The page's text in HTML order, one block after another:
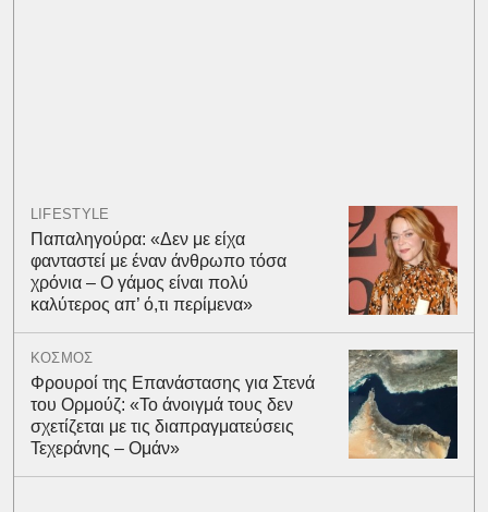
LIFESTYLE
Παπαληγούρα: «Δεν με είχα
φανταστεί με έναν άνθρωπο τόσα
χρόνια – Ο γάμος είναι πολύ
καλύτερος απ’ ό,τι περίμενα»
ΚΟΣΜΟΣ
Φρουροί της Επανάστασης για Στενά
του Ορμούζ: «Το άνοιγμά τους δεν
σχετίζεται με τις διαπραγματεύσεις
Τεχεράνης – Ομάν»